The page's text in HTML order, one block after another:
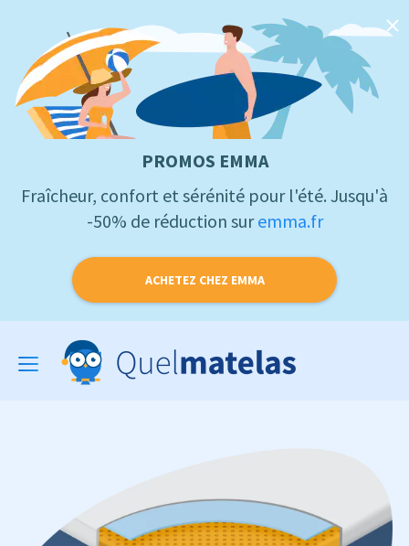
PROMOS EMMA
Fraîcheur, confort et sérénité pour l'été. Jusqu'à
-50% de réduction suremma.fr
ACHETEZ CHEZ EMMA
Toggle
navigation